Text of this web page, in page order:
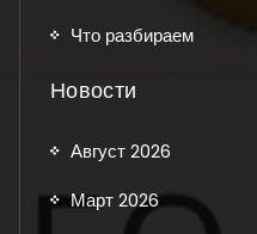
Что разбираем
Новости
Август 2026
Март 2026